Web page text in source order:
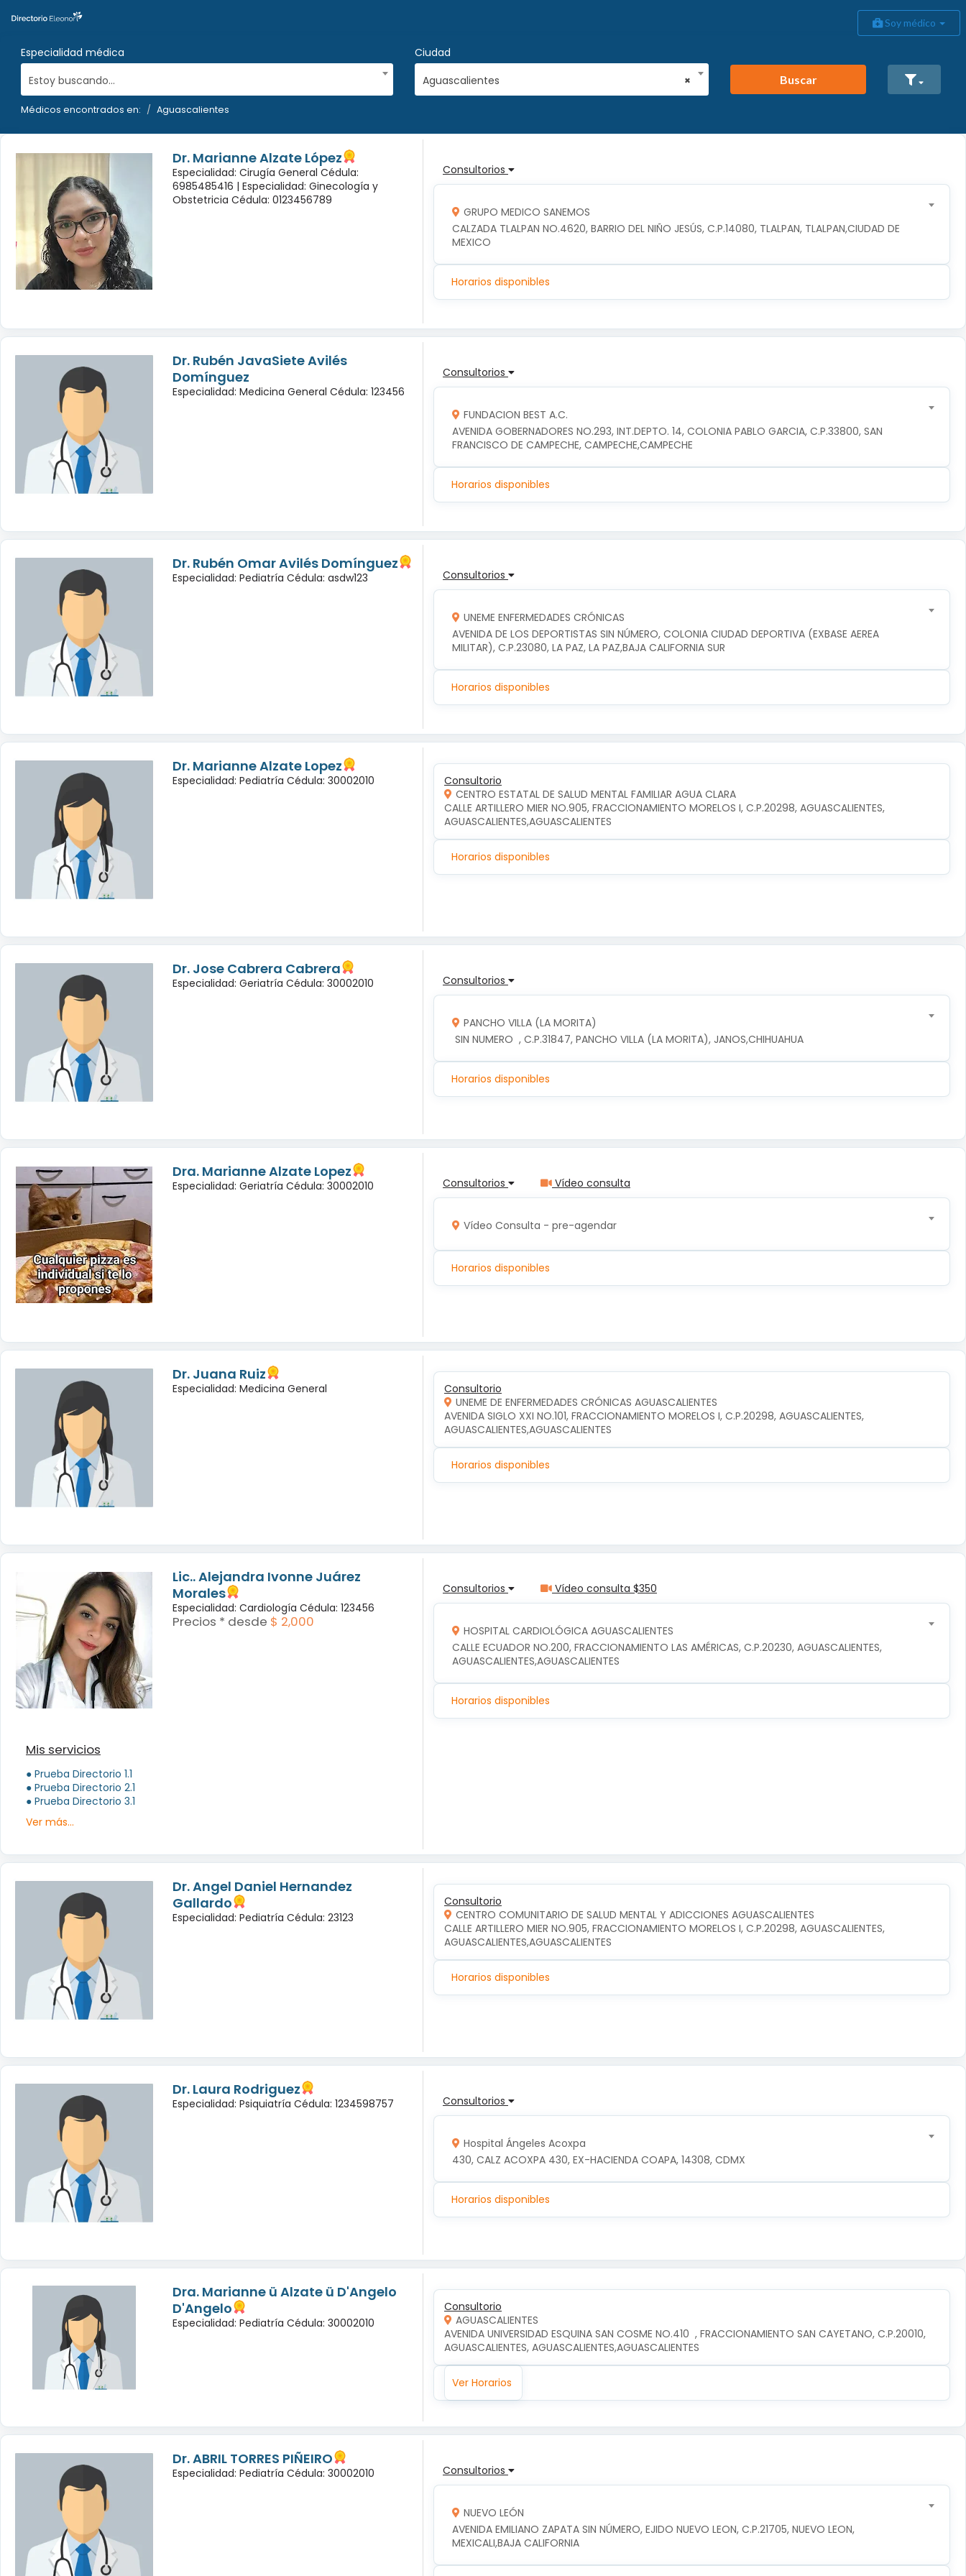
Soy médico
Especialidad médica
Estoy buscando...
Ciudad
×
Aguascalientes Buscar
Médicos encontrados en: Aguascalientes
Dr. Marianne Alzate López
Especialidad: Cirugía General Cédula:
6985485416 | Especialidad: Ginecología y
Obstetricia Cédula: 0123456789
Consultorios
GRUPO MEDICO SANEMOS
CALZADA TLALPAN NO.4620, BARRIO DEL NIÑO JESÚS, C.P.14080, TLALPAN, TLALPAN,CIUDAD DE
MEXICO
Horarios disponibles
Dr. Rubén JavaSiete Avilés
Domínguez
Especialidad: Medicina General Cédula: 123456
Consultorios
FUNDACION BEST A.C.
AVENIDA GOBERNADORES NO.293, INT.DEPTO. 14, COLONIA PABLO GARCIA, C.P.33800, SAN
FRANCISCO DE CAMPECHE, CAMPECHE,CAMPECHE
Horarios disponibles
Dr. Rubén Omar Avilés Domínguez
Especialidad: Pediatría Cédula: asdw123 Consultorios
UNEME ENFERMEDADES CRÓNICAS
AVENIDA DE LOS DEPORTISTAS SIN NÚMERO, COLONIA CIUDAD DEPORTIVA (EXBASE AEREA
MILITAR), C.P.23080, LA PAZ, LA PAZ,BAJA CALIFORNIA SUR
Horarios disponibles
Dr. Marianne Alzate Lopez
Especialidad: Pediatría Cédula: 30002010
Consultorio
CENTRO ESTATAL DE SALUD MENTAL FAMILIAR AGUA CLARA
CALLE ARTILLERO MIER NO.905, FRACCIONAMIENTO MORELOS I, C.P.20298, AGUASCALIENTES,
AGUASCALIENTES,AGUASCALIENTES
Horarios disponibles
Dr. Jose Cabrera Cabrera
Especialidad: Geriatría Cédula: 30002010 Consultorios
PANCHO VILLA (LA MORITA)
SIN NUMERO  , C.P.31847, PANCHO VILLA (LA MORITA), JANOS,CHIHUAHUA
Horarios disponibles
Dra. Marianne Alzate Lopez
Especialidad: Geriatría Cédula: 30002010 Consultorios Vídeo consulta
Vídeo Consulta - pre-agendar
Horarios disponibles
Dr. Juana Ruiz
Especialidad: Medicina General
Consultorio
UNEME DE ENFERMEDADES CRÓNICAS AGUASCALIENTES
AVENIDA SIGLO XXI NO.101, FRACCIONAMIENTO MORELOS I, C.P.20298, AGUASCALIENTES,
AGUASCALIENTES,AGUASCALIENTES
Horarios disponibles
Lic.. Alejandra Ivonne Juárez
Morales
Especialidad: Cardiología Cédula: 123456
Precios * desde $ 2,000
Mis servicios
● Prueba Directorio 1.1
● Prueba Directorio 2.1
● Prueba Directorio 3.1
Ver más...
Consultorios Vídeo consulta $350
HOSPITAL CARDIOLÓGICA AGUASCALIENTES
CALLE ECUADOR NO.200, FRACCIONAMIENTO LAS AMÉRICAS, C.P.20230, AGUASCALIENTES,
AGUASCALIENTES,AGUASCALIENTES
Horarios disponibles
Dr. Angel Daniel Hernandez
Gallardo
Especialidad: Pediatría Cédula: 23123
Consultorio
CENTRO COMUNITARIO DE SALUD MENTAL Y ADICCIONES AGUASCALIENTES
CALLE ARTILLERO MIER NO.905, FRACCIONAMIENTO MORELOS I, C.P.20298, AGUASCALIENTES,
AGUASCALIENTES,AGUASCALIENTES
Horarios disponibles
Dr. Laura Rodriguez
Especialidad: Psiquiatría Cédula: 1234598757 Consultorios
Hospital Ángeles Acoxpa
430, CALZ ACOXPA 430, EX-HACIENDA COAPA, 14308, CDMX
Horarios disponibles
Dra. Marianne ü Alzate ü D'Angelo
D'Angelo
Especialidad: Pediatría Cédula: 30002010
Consultorio
AGUASCALIENTES
AVENIDA UNIVERSIDAD ESQUINA SAN COSME NO.410  , FRACCIONAMIENTO SAN CAYETANO, C.P.20010,
AGUASCALIENTES, AGUASCALIENTES,AGUASCALIENTES
Ver Horarios
Dr. ABRIL TORRES PIÑEIRO
Especialidad: Pediatría Cédula: 30002010 Consultorios
NUEVO LEÓN
AVENIDA EMILIANO ZAPATA SIN NÚMERO, EJIDO NUEVO LEON, C.P.21705, NUEVO LEON,
MEXICALI,BAJA CALIFORNIA